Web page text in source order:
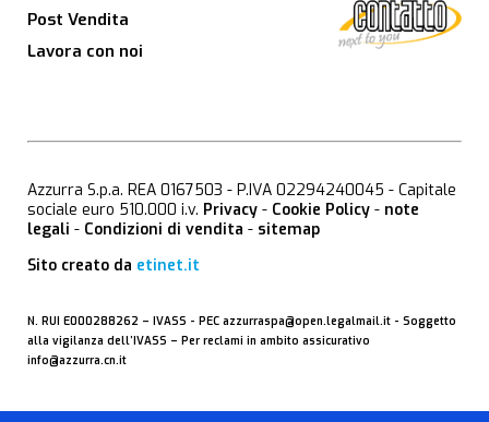
Post Vendita
Lavora con noi
Azzurra S.p.a. REA 0167503 - P.IVA 02294240045 - Capitale
sociale euro 510.000 i.v. Privacy - Cookie Policy - note
legali - Condizioni di vendita - sitemap
Sito creato da etinet.it
N. RUI E000288262 – IVASS - PEC azzurraspa@open.legalmail.it - Soggetto
alla vigilanza dell’IVASS – Per reclami in ambito assicurativo
info@azzurra.cn.it